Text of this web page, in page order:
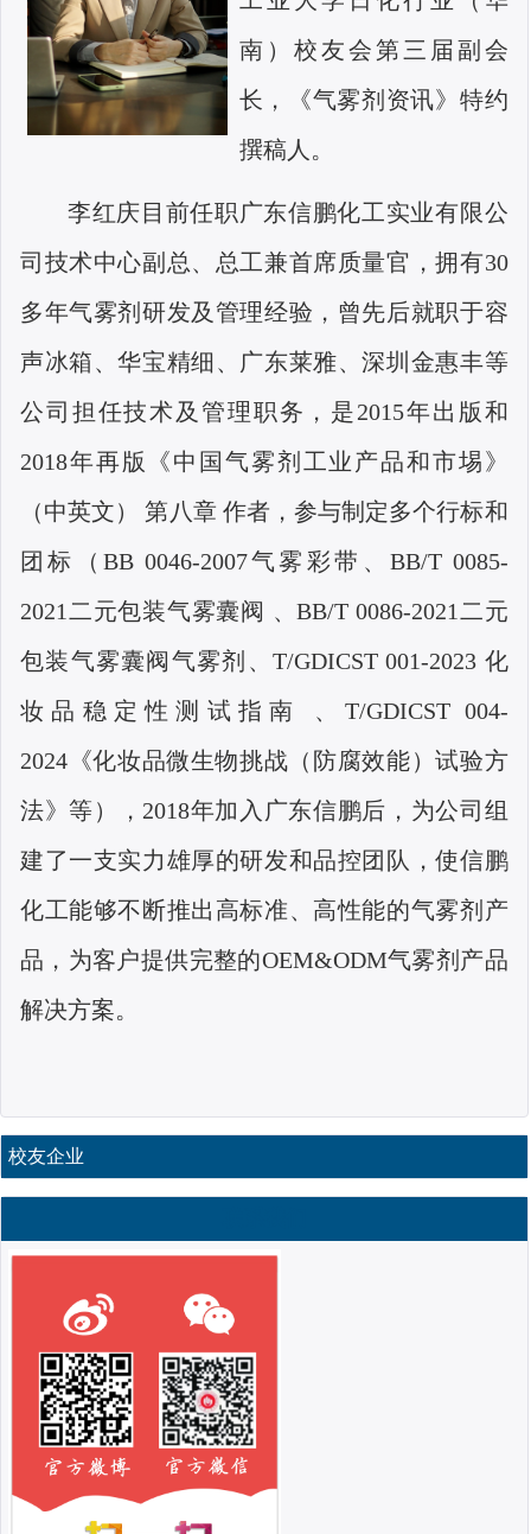
南）校友会第三届副会
长，《气雾剂资讯》特约
撰稿人。
李红庆目前任职广东信鹏化工实业有限公
司技术中心副总、总工兼首席质量官，拥有30
多年气雾剂研发及管理经验，曾先后就职于容
声冰箱、华宝精细、广东莱雅、深圳金惠丰等
公司担任技术及管理职务，是2015年出版和
2018年再版《中国气雾剂工业产品和市埸》
（中英文） 第八章 作者，参与制定多个行标和
团标（BB 0046-2007气雾彩带、BB/T 0085-
2021二元包装气雾囊阀 、BB/T 0086-2021二元
包装气雾囊阀气雾剂、 T/GDICST 001-2023 化
妆品稳定性测试指南 、T/GDICST 004-
2024 《化妆品微生物挑战（防腐效能）试验方
法》等）， 2018年加入广东信鹏后，为公司组
建了一支实力雄厚的研发和品控团队，使信鹏
化工能够不断推出高标准、高性能的气雾剂产
品，为客户提供完整的OEM&ODM气雾剂产品
解决方案。
校友企业